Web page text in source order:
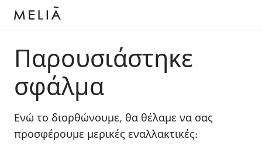
Παρουσιάστηκε
σφάλμα
Ενώ το διορθώνουμε, θα θέλαμε να σας
προσφέρουμε μερικές εναλλακτικές: